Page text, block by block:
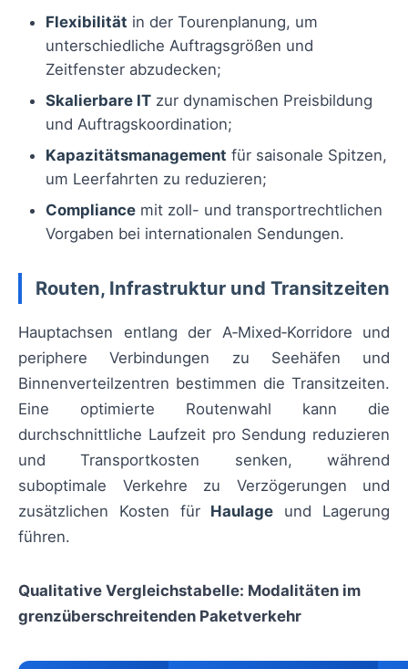
Flexibilität in der Tourenplanung, um
unterschiedliche Auftragsgrößen und
Zeitfenster abzudecken;
Skalierbare IT zur dynamischen Preisbildung
und Auftragskoordination;
Kapazitätsmanagement für saisonale Spitzen,
um Leerfahrten zu reduzieren;
Compliance mit zoll- und transportrechtlichen
Vorgaben bei internationalen Sendungen.
Routen, Infrastruktur und Transitzeiten
Hauptachsen entlang der A‑Mixed‑Korridore und
periphere Verbindungen zu Seehäfen und
Binnenverteilzentren bestimmen die Transitzeiten.
Eine optimierte Routenwahl kann die
durchschnittliche Laufzeit pro Sendung reduzieren
und Transportkosten senken, während
suboptimale Verkehre zu Verzögerungen und
zusätzlichen Kosten für Haulage und Lagerung
führen.
Qualitative Vergleichstabelle: Modalitäten im
grenzüberschreitenden Paketverkehr